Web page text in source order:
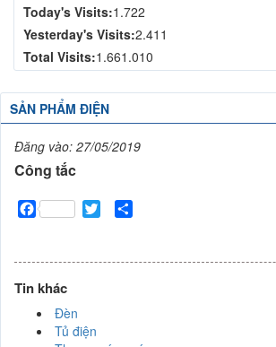
Today's Visits:1.722
Yesterday's Visits:2.411
Total Visits:1.661.010
SẢN PHẨM ĐIỆN
Đăng vào: 27/05/2019
Công tắc
Facebook
Twitter
Tin khác
Đèn
Tủ điện